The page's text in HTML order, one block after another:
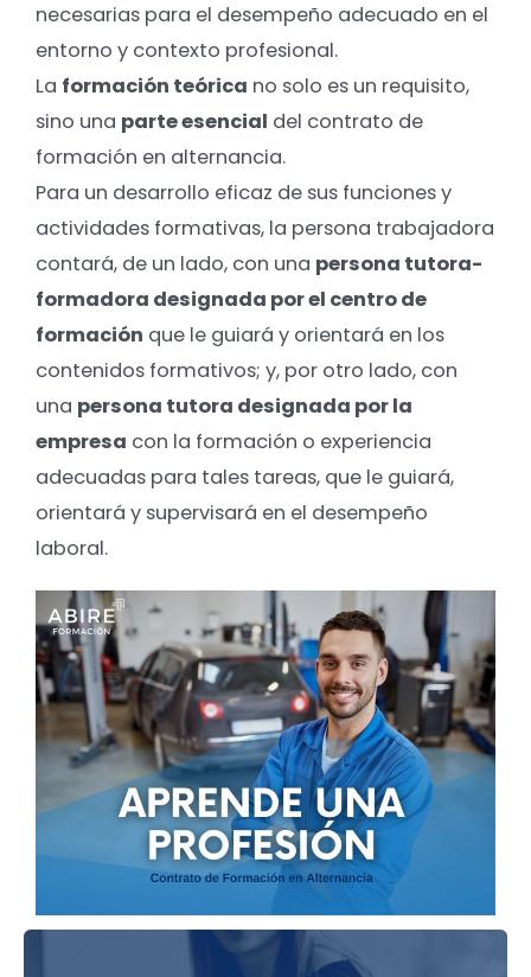
necesarias para el desempeño adecuado en el
entorno y contexto profesional.
La formación teórica no solo es un requisito,
sino una parte esencial del contrato de
formación en alternancia.
Para un desarrollo eficaz de sus funciones y
actividades formativas, la persona trabajadora
contará, de un lado, con una persona tutora-
formadora designada por el centro de
formación que le guiará y orientará en los
contenidos formativos; y, por otro lado, con
una persona tutora designada por la
empresa con la formación o experiencia
adecuadas para tales tareas, que le guiará,
orientará y supervisará en el desempeño
laboral.